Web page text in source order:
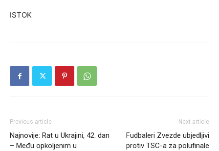
ISTOK
Previous article
Najnovije: Rat u Ukrajini, 42. dan
– Među opkoljenim u
Next article
Fudbaleri Zvezde ubjedljivi
protiv TSC-a za polufinale